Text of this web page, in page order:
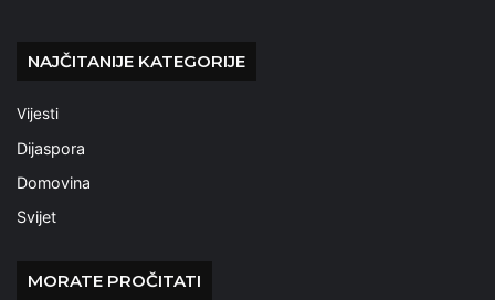
NAJČITANIJE KATEGORIJE
Vijesti
Dijaspora
Domovina
Svijet
MORATE PROČITATI